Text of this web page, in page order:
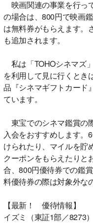
映画関連の事業を行っ
の場合は、800円で映画
は無料券がもらえます。
も追加されます。
私は「TOHOシネマズ
を利用して見に行くとき
品『シネマギフトカード
ています。
東宝でのシネマ鑑賞の
入会をおすすめします。
けられたり、マイルを貯
クーポンをもらえたりと
合、800円優待券での鑑
料優待券の際は対象外な
【最新！ 優待情報】
イズミ（東証1部／8273）